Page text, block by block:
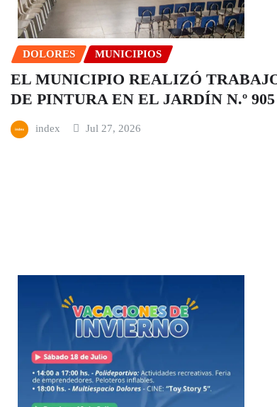
DOLORES MUNICIPIOS
EL MUNICIPIO REALIZÓ
DE PINTURA EN EL JARDÍN N.º 905
index Jul 27, 2026